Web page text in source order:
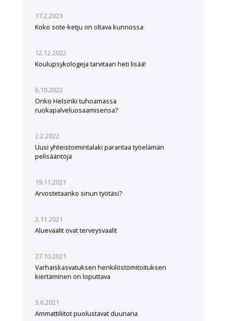
17.2.2023
Koko sote-ketju on oltava kunnossa
12.12.2022
Koulupsykologeja tarvitaan heti lisää!
6.10.2022
Onko Helsinki tuhoamassa
ruokapalveluosaamisensa?
2.2.2022
Uusi yhteistoimintalaki parantaa työelämän
pelisääntöjä
19.11.2021
Arvostetaanko sinun työtäsi?
2.11.2021
Aluevaalit ovat terveysvaalit
27.10.2021
Varhaiskasvatuksen henkilöstömitoituksen
kiertäminen on loputtava
3.6.2021
Ammattiliitot puolustavat duunaria